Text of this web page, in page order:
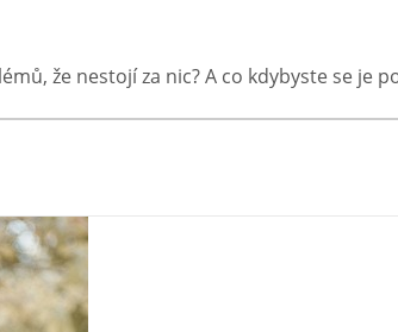
že nestojí za nic? A co kdybyste se je